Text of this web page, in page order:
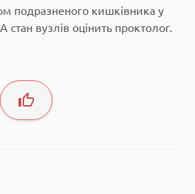
подразненого кишківника у
стан вузлів оцінить проктолог.